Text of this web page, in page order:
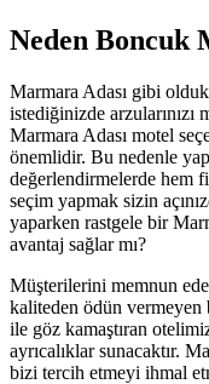
Neden Boncuk
Marmara Adası gibi
istediğinizde arzularınızı
Marmara Adası motel
önemlidir. Bu nedenle
değerlendirmelerde hem
seçim yapmak sizin
yaparken rastgele bir
avantaj sağlar mı?
Müşterilerini memnun
kaliteden ödün vermeyen
ile göz kamaştıran
ayrıcalıklar sunacaktır.
bizi tercih etmeyi ihmal